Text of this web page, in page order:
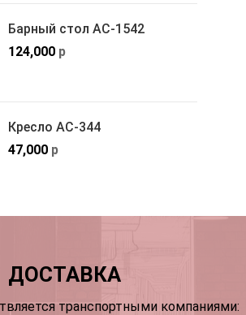
Барный стол АС-1542
124,000 р
Кресло АС-344
47,000 р
ДОСТАВКА
транспортными компаниями: